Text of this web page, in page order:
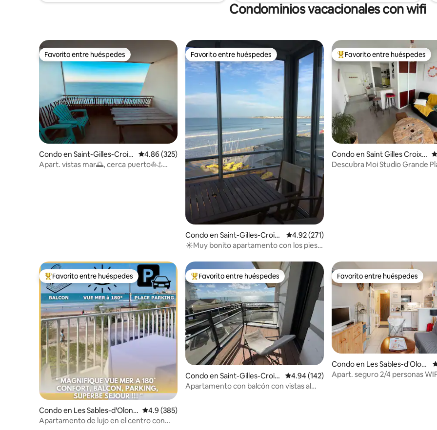
Condominios vacacionales con wifi
Favorito entre huéspedes
Favorito entre huéspedes
Condo en Saint-Gilles-Croix
-de-Vie
Calificación promedio: 4.86 de 5, 325 reseñas
4.86 (325)
Apart. vistas mar🌅, cerca puerto⛵️⚓️
Favorito entre huéspedes
Favorito entre huéspedes
Condo en Saint-Gilles-Croix-
de-Vie
Calificación promedio: 4.92 de 5, 271 reseñas
4.92 (271)
☀️Muy bonito apartamento con los pies
Favorito entre huéspedes
Favorito entre huéspedes
Condo en Saint Gilles Croix d
e Vie
Descubra Moi Studio Grande
Favorito entre huéspedes preferido
Favorito entre huéspedes
Condo en Les Sables-d'Olonn
e
Calificación promedio: 4.9 de 5, 385 reseñas
4.9 (385)
Apartamento de lujo en el centro con
Favorito entre huéspedes preferido
Favorito entre huéspedes
Condo en Saint-Gilles-Croix-
de-Vie
Calificación promedio: 4.94 de 5, 142 reseñas
4.94 (142)
Apartamento con balcón con vistas al
Favorito entre huéspedes
Favorito entre huéspedes
Condo en Les Sables-d'Olon
ne
Apart. seguro 2/4 personas